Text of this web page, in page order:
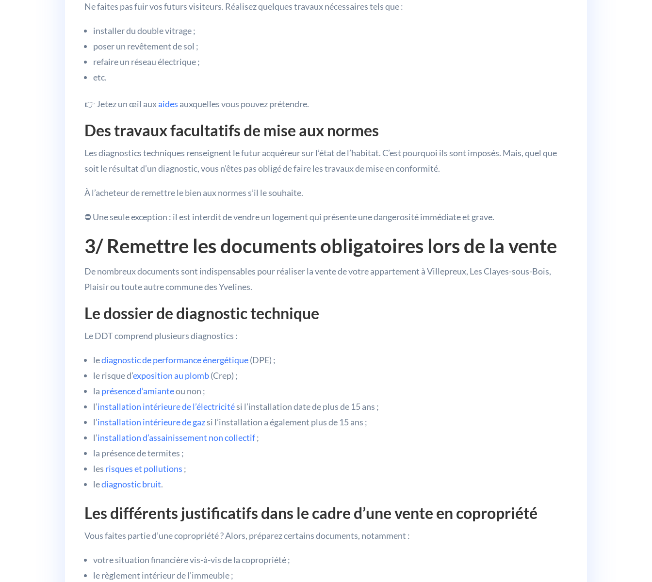
Ne faites pas fuir vos futurs visiteurs. Réalisez quelques travaux nécessaires tels que :
installer du double vitrage ;
poser un revêtement de sol ;
refaire un réseau électrique ;
etc.
👉 Jetez un œil auxaides auxquelles vous pouvez prétendre.
Des travaux facultatifs de mise aux normes
Les diagnostics techniques renseignent le futur acquéreur sur l’état de l’habitat. C’est pourquoi ils sont imposés. Mais, quel que
soit le résultat d’un diagnostic, vous n’êtes pas obligé de faire les travaux de mise en conformité.
À l’acheteur de remettre le bien aux normes s’il le souhaite.
⛔ Une seule exception : il est interdit de vendre un logement qui présente une dangerosité immédiate et grave.
3/ Remettre les documents obligatoires lors de la vente
De nombreux documents sont indispensables pour réaliser la vente de votre appartement à Villepreux, Les Clayes-sous-Bois,
Plaisir ou toute autre commune des Yvelines.
Le dossier de diagnostic technique
Le DDT comprend plusieurs diagnostics :
lediagnostic de performance énergétique(DPE) ;
le risque d’exposition au plomb(Crep) ;
la présence d’amianteou non ;
l’installation intérieure de l’électricitési l’installation date de plus de 15 ans ;
l’installation intérieure de gazsi l’installation a également plus de 15 ans ;
l’installation d’assainissement non collectif;
la présence de termites ;
les risques et pollutions ;
lediagnostic bruit.
Les différents justificatifs dans le cadre d’une vente en copropriété
Vous faites partie d’une copropriété ? Alors, préparez certains documents, notamment :
votre situation financière vis-à-vis de la copropriété ;
le règlement intérieur de l’immeuble ;